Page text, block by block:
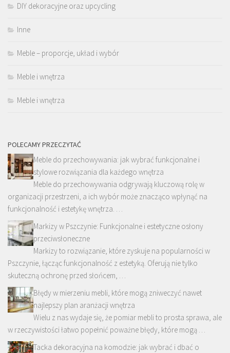
DIY dekoracyjne oraz upcycling
Inne
Meble – proporcje, układ i wybór
Meble i wnętrza
Meble i wnętrza
POLECAMY PRZECZYTAĆ
Meble do przechowywania: jak wybrać funkcjonalne i
stylowe rozwiązania dla każdego wnętrza
Meble do przechowywania odgrywają kluczową rolę w
organizacji przestrzeni, a ich wybór może znacząco wpłynąć na
funkcjonalność i estetykę wnętrza. …
Markizy w Pszczynie: Funkcjonalne i estetyczne osłony
przeciwsłoneczne
Markizy to rozwiązanie, które zyskuje na popularności w
Pszczynie, łącząc funkcjonalność z estetyką. Oferują nie tylko
skuteczną ochronę przed słońcem, …
Błędy w mierzeniu mebli, które mogą zniweczyć nawet
najlepszy plan aranżacji wnętrza
Wielu z nas wydaje się, że pomiar mebli to prosta sprawa, ale
w rzeczywistości łatwo popełnić poważne błędy, które mogą …
Tacka dekoracyjna na komodzie: jak wybrać i dbać o